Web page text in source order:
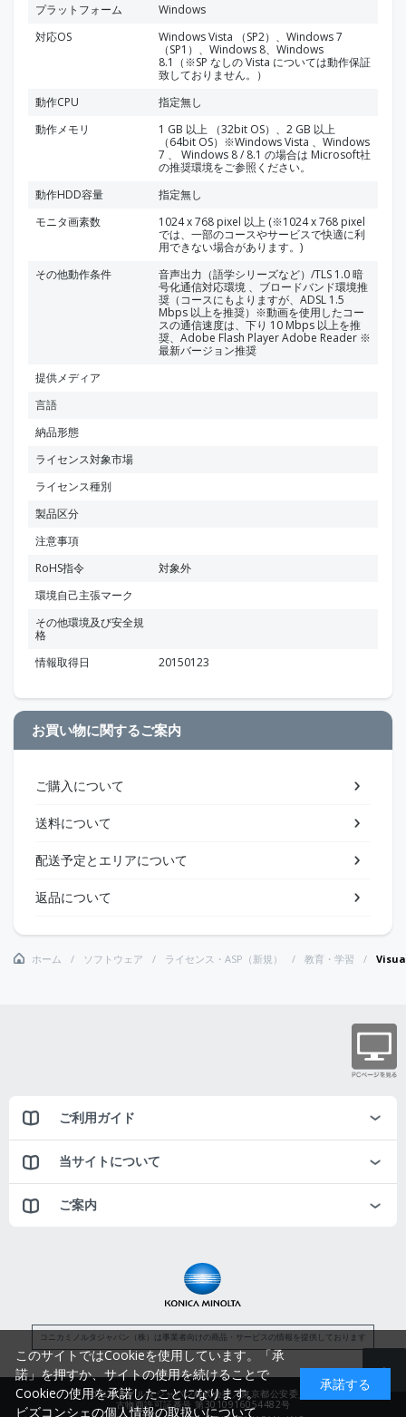
プラットフォーム
Windows
対応OS
Windows Vista （SP2）、Windows 7
（SP1）、Windows 8、Windows
8.1（※SP なしの Vista については動作保証
致しておりません。）
動作CPU
指定無し
動作メモリ
1 GB 以上 （32bit OS）、2 GB 以上
（64bit OS）※Windows Vista 、Windows
7 、 Windows 8 / 8.1 の場合は Microsoft社
の推奨環境をご参照ください。
動作HDD容量
指定無し
モニタ画素数
1024 x 768 pixel 以上 (※1024 x 768 pixel
では、一部のコースやサービスで快適に利
用できない場合があります。)
その他動作条件
音声出力（語学シリーズなど）/TLS 1.0 暗
号化通信対応環境 、ブロードバンド環境推
奨（コースにもよりますが、ADSL 1.5
Mbps 以上を推奨）※動画を使用したコー
スの通信速度は、下り 10 Mbps 以上を推
奨、Adobe Flash Player Adobe Reader ※
最新バージョン推奨
提供メディア
言語
納品形態
ライセンス対象市場
ライセンス種別
製品区分
注意事項
RoHS指令
対象外
環境自己主張マーク
その他環境及び安全規
格
情報取得日
20150123
お買い物に関するご案内
ご購入について
送料について
配送予定とエリアについて
返品について
ホーム ソフトウェア ライセンス・ASP（新規） 教育・学習
ご利用ガイド
当サイトについて
ご案内
コニカミノルタジャパン（株）は事業者向けの商品・サービスの情報を提供しております
コニカミノルタジャパン株式会社／東京都公安委員会
古物商許可証番号 第3010916054482号
このサイトではCookieを使用しています。「承
諾」を押すか、サイトの使用を続けることで
Cookieの使用を承諾したことになります。
ビズコンシェの個人情報の取扱いについて
承諾する